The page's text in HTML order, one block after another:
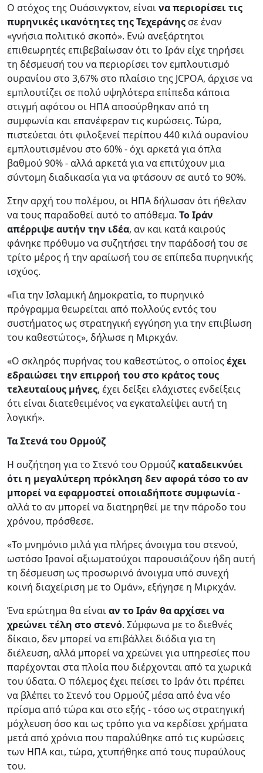
Ο στόχος της Ουάσινγκτον, είναινα περιορίσει τις
πυρηνικές ικανότητες της Τεχεράνης σε έναν
«γνήσια πολιτικό σκοπό». Ενώ ανεξάρτητοι
επιθεωρητές επιβεβαίωσαν ότι το Ιράν είχε τηρήσει
τη δέσμευσή του να περιορίσει τον εμπλουτισμό
ουρανίου στο 3,67% στο πλαίσιο της JCPOA, άρχισε να
εμπλουτίζει σε πολύ υψηλότερα επίπεδα κάποια
στιγμή αφότου οι ΗΠΑ αποσύρθηκαν από τη
συμφωνία και επανέφεραν τις κυρώσεις. Τώρα,
πιστεύεται ότι φιλοξενεί περίπου 440 κιλά ουρανίου
εμπλουτισμένου στο 60% - όχι αρκετά για όπλα
βαθμού 90% - αλλά αρκετά για να επιτύχουν μια
σύντομη διαδικασία για να φτάσουν σε αυτό το 90%.
Στην αρχή του πολέμου, οι ΗΠΑ δήλωσαν ότι ήθελαν
να τους παραδοθεί αυτό το απόθεμα. Το Ιράν
απέρριψε αυτήν την ιδέα, αν και κατά καιρούς
φάνηκε πρόθυμο να συζητήσει την παράδοσή του σε
τρίτο μέρος ή την αραίωσή του σε επίπεδα πυρηνικής
ισχύος.
«Για την Ισλαμική Δημοκρατία, το πυρηνικό
πρόγραμμα θεωρείται από πολλούς εντός του
συστήματος ως στρατηγική εγγύηση για την επιβίωση
του καθεστώτος», δήλωσε η Μιρκχάν.
«Ο σκληρός πυρήνας του καθεστώτος, ο οποίοςέχει
εδραιώσει την επιρροή του στο κράτος τους
τελευταίους μήνες, έχει δείξει ελάχιστες ενδείξεις
ότι είναι διατεθειμένος να εγκαταλείψει αυτή τη
λογική».
Τα Στενά του Ορμούζ
Η συζήτηση για το Στενό του Ορμούζ καταδεικνύει
ότι η μεγαλύτερη πρόκληση δεν αφορά τόσο το αν
μπορεί να εφαρμοστεί οποιαδήποτε συμφωνία-
αλλά το αν μπορεί να διατηρηθεί με την πάροδο του
χρόνου, πρόσθεσε.
«Το μνημόνιο μιλά για πλήρες άνοιγμα του στενού,
ωστόσο Ιρανοί αξιωματούχοι παρουσιάζουν ήδη αυτή
τη δέσμευση ως προσωρινό άνοιγμα υπό συνεχή
κοινή διαχείριση με το Ομάν», εξήγησε η Μιρκχάν.
Ένα ερώτημα θα είναιαν το Ιράν θα αρχίσει να
χρεώνει τέλη στο στενό. Σύμφωνα με το διεθνές
δίκαιο, δεν μπορεί να επιβάλλει διόδια για τη
διέλευση, αλλά μπορεί να χρεώνει για υπηρεσίες που
παρέχονται στα πλοία που διέρχονται από τα χωρικά
του ύδατα. Ο πόλεμος έχει πείσει το Ιράν ότι πρέπει
να βλέπει το Στενό του Ορμούζ μέσα από ένα νέο
πρίσμα από τώρα και στο εξής - τόσο ως στρατηγική
μόχλευση όσο και ως τρόπο για να κερδίσει χρήματα
μετά από χρόνια που παραλύθηκε από τις κυρώσεις
των ΗΠΑ και, τώρα, χτυπήθηκε από τους πυραύλους
του.